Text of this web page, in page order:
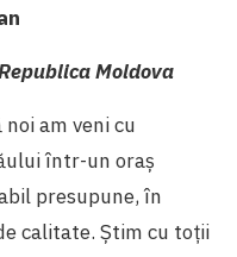
Moldova
am veni cu
într-un oraş
presupune, în
calitate. Ştim cu toţii